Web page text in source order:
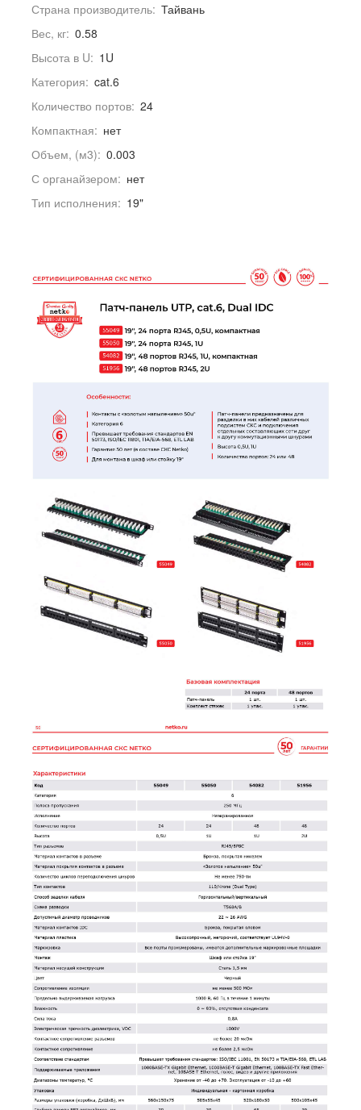
Страна производитель: Тайвань
Вес, кг: 0.58
Высота в U: 1U
Категория: cat.6
Количество портов: 24
Компактная: нет
Объем, (м3): 0.003
С органайзером: нет
Тип исполнения: 19"